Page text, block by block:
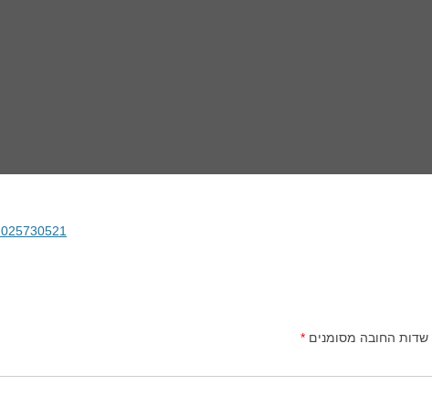
025730521
שדות החובה מסומנים *